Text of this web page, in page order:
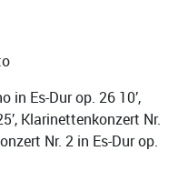
in Es-Dur op. 26 10’,
Klarinettenkonzert Nr.
Nr. 2 in Es-Dur op.